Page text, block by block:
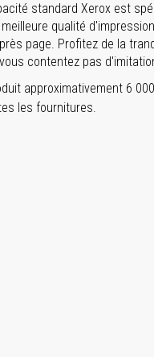
standard Xerox est
qualité
page. Profitez de la
contentez pas
approximativement 6
les fournitures.